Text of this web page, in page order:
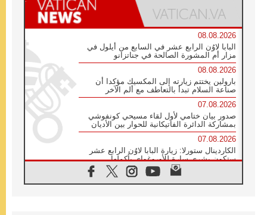
08.08.2026
البابا لاوُن الرابع عشر في السابع من أيلول في
مزار أم المشورة الصالحة في جناتزانو
08.08.2026
بارولين يختتم زيارته إلى المكسيك مؤكدا أن
صناعة السلام تبدأ بالتعاطف مع ألم الآخر
07.08.2026
صدور بيان ختامي لأول لقاء مسيحي كونفوشي
بمشاركة الدائرة الفاتيكانية للحوار بين الأديان
07.08.2026
الكاردينال ستورلا: زيارة البابا لاوُن الرابع عشر
ستكون بشرى سارة للأوروغواي بأكملها
الفاتيكان يعلن برنامج الزيارة الرسولية للبابا لاوُن